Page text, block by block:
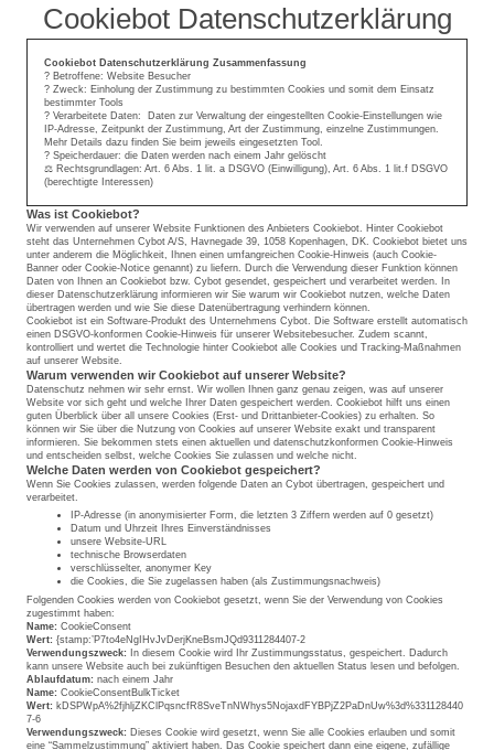
Cookiebot Datenschutzerklärung
Cookiebot Datenschutzerklärung Zusammenfassung
? Betroffene: Website Besucher
? Zweck: Einholung der Zustimmung zu bestimmten Cookies und somit dem Einsatz
bestimmter Tools
? Verarbeitete Daten: Daten zur Verwaltung der eingestellten Cookie-Einstellungen wie
IP-Adresse, Zeitpunkt der Zustimmung, Art der Zustimmung, einzelne Zustimmungen.
Mehr Details dazu finden Sie beim jeweils eingesetzten Tool.
? Speicherdauer: die Daten werden nach einem Jahr gelöscht
⚖️ Rechtsgrundlagen: Art. 6 Abs. 1 lit. a DSGVO (Einwilligung), Art. 6 Abs. 1 lit.f DSGVO
(berechtigte Interessen)
Was ist Cookiebot?
Wir verwenden auf unserer Website Funktionen des Anbieters Cookiebot. Hinter Cookiebot
steht das Unternehmen Cybot A/S, Havnegade 39, 1058 Kopenhagen, DK. Cookiebot bietet uns
unter anderem die Möglichkeit, Ihnen einen umfangreichen Cookie-Hinweis (auch Cookie-
Banner oder Cookie-Notice genannt) zu liefern. Durch die Verwendung dieser Funktion können
Daten von Ihnen an Cookiebot bzw. Cybot gesendet, gespeichert und verarbeitet werden. In
dieser Datenschutzerklärung informieren wir Sie warum wir Cookiebot nutzen, welche Daten
übertragen werden und wie Sie diese Datenübertragung verhindern können.
Cookiebot ist ein Software-Produkt des Unternehmens Cybot. Die Software erstellt automatisch
einen DSGVO-konformen Cookie-Hinweis für unserer Websitebesucher. Zudem scannt,
kontrolliert und wertet die Technologie hinter Cookiebot alle Cookies und Tracking-Maßnahmen
auf unserer Website.
Warum verwenden wir Cookiebot auf unserer Website?
Datenschutz nehmen wir sehr ernst. Wir wollen Ihnen ganz genau zeigen, was auf unserer
Website vor sich geht und welche Ihrer Daten gespeichert werden. Cookiebot hilft uns einen
guten Überblick über all unsere Cookies (Erst- und Drittanbieter-Cookies) zu erhalten. So
können wir Sie über die Nutzung von Cookies auf unserer Website exakt und transparent
informieren. Sie bekommen stets einen aktuellen und datenschutzkonformen Cookie-Hinweis
und entscheiden selbst, welche Cookies Sie zulassen und welche nicht.
Welche Daten werden von Cookiebot gespeichert?
Wenn Sie Cookies zulassen, werden folgende Daten an Cybot übertragen, gespeichert und
verarbeitet.
IP-Adresse (in anonymisierter Form, die letzten 3 Ziffern werden auf 0 gesetzt)
Datum und Uhrzeit Ihres Einverständnisses
unsere Website-URL
technische Browserdaten
verschlüsselter, anonymer Key
die Cookies, die Sie zugelassen haben (als Zustimmungsnachweis)
Folgenden Cookies werden von Cookiebot gesetzt, wenn Sie der Verwendung von Cookies
zugestimmt haben:
Name: CookieConsent
Wert: {stamp:’P7to4eNgIHvJvDerjKneBsmJQd9311284407-2
Verwendungszweck: In diesem Cookie wird Ihr Zustimmungsstatus, gespeichert. Dadurch
kann unsere Website auch bei zukünftigen Besuchen den aktuellen Status lesen und befolgen.
Ablaufdatum: nach einem Jahr
Name: CookieConsentBulkTicket
Wert: kDSPWpA%2fjhljZKClPqsncfR8SveTnNWhys5NojaxdFYBPjZ2PaDnUw%3d%331128440
7-6
Verwendungszweck: Dieses Cookie wird gesetzt, wenn Sie alle Cookies erlauben und somit
eine “Sammelzustimmung” aktiviert haben. Das Cookie speichert dann eine eigene, zufällige